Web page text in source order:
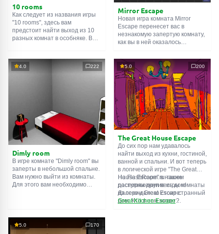
10 rooms
Как следует из названия игры
"10 rooms", здесь вам
предстоит найти выход из 10
разных комнат в особняке. В
их, чтобы выйти. Выход из
одной комнаты является
Mirror Escape
Новая игра комната Mirror
Escape перенесет вас в
незнакомую запертую комнату,
как вы в ней оказалось
смекалки попробуйте решить
все, приготовленные авторами
для вас, головоломки и найти
выход на свободу.
Внимательно осмотрите
помещение, возможно вы
сможете найти какие-нибудь
подсказки. Желаем удачи!
4.0 222
Dimly room
В игре комнате "Dimly room" вы
заперты в небольшой спальне.
Вам нужно выйти из комнаты.
Для этого вам необходимо
5.0 200
The Great House Escape
До сих пор нам удавалось
найти выход из кухни, гостиной,
ванной и спальни. И вот теперь
в логической игре "The Great
House Escape" в нашем
распоряжении весь дом!
Далеко-далеко стоит странный
дом. Кто в нем живет?
На FlashRoom.ru также
доступны другие игры комнаты
из серии Great Escape:
Great Kitchen Escape
5.0 170